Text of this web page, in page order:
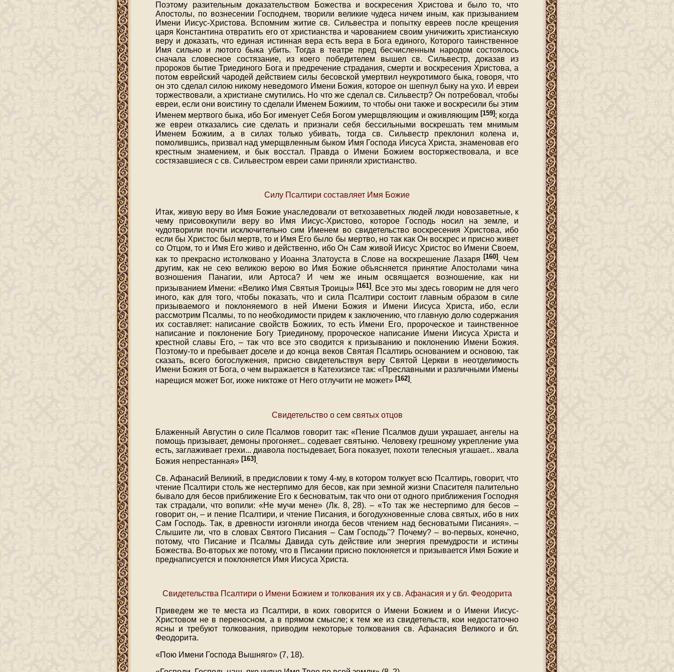
Поэтому разительным доказательством Божества и воскресения Христова и было то, что
Апостолы, по вознесении Господнем, творили великие чудеса ничем иным, как призыванием
Имени Иисус-Христова. Вспомним житие св. Сильвестра и попытку евреев после крещения
царя Константина отвратить его от христианства и чарованием своим уничижить христианскую
веру и доказать, что единая истинная вера есть вера в Бога единого, Которого таинственное
Имя сильно и лютого быка убить. Тогда в театре пред бесчисленным народом состоялось
сначала словесное состязание, из коего победителем вышел св. Сильвестр, доказав из
пророков бытие Триединого Бога и предречение страдания, смерти и воскресения Христова, а
потом еврейский чародей действием силы бесовской умертвил неукротимого быка, говоря, что
он это сделал силою никому неведомого Имени Божия, которое он шепнул быку на ухо. И евреи
торжествовали, а христиане смутились. Но что же сделал св. Сильвестр? Он потребовал, чтобы
евреи, если они воистину то сделали Именем Божиим, то чтобы они также и воскресили бы этим
Именем мертвого быка, ибо Бог именует Себя Богом умерщвляющим и оживляющим [159]; когда
же евреи отказались сие сделать и признали себя бессильными воскрешать тем мнимым
Именем Божиим, а в силах только убивать, тогда св. Сильвестр преклонил колена и,
помолившись, призвал над умерщвленным быком Имя Господа Иисуса Христа, знаменовав его
крестным знамением, и бык восстал. Правда о Имени Божием восторжествовала, и все
состязавшиеся с св. Сильвестром евреи сами приняли христианство.
Силу Псалтири составляет Имя Божие
Итак, живую веру во Имя Божие унаследовали от ветхозаветных людей люди новозаветные, к
чему присовокупили веру во Имя Иисус-Христово, которое Господь носил на земле, и
чудотворили почти исключительно сим Именем во свидетельство воскресения Христова, ибо
если бы Христос был мертв, то и Имя Его было бы мертво, но так как Он воскрес и присно живет
со Отцом, то и Имя Его живо и действенно, ибо Он Сам живой Иисус Христос во Имени Своем,
как то прекрасно истолковано у Иоанна Златоуста в Слове на воскрешение Лазаря [160]. Чем
другим, как не сею великою верою во Имя Божие объясняется принятие Апостолами чина
возношения Панагии, или Артоса? И чем же иным освящается возношение, как ни
призыванием Имени: «Велико Имя Святыя Троицы» [161]. Все это мы здесь говорим не для чего
иного, как для того, чтобы показать, что и сила Псалтири состоит главным образом в силе
призываемого и поклоняемого в ней Имени Божия и Имени Иисуса Христа, ибо, если
рассмотрим Псалмы, то по необходимости придем к заключению, что главную долю содержания
их составляет: написание свойств Божиих, то есть Имени Его, пророческое и таинственное
написание и поклонение Богу Триединому, пророческое написание Имени Иисуса Христа и
крестной славы Его, – так что все это сводится к призыванию и поклонению Имени Божия.
Поэтому-то и пребывает доселе и до конца веков Святая Псалтирь основанием и основою, так
сказать, всего богослужения, присно свидетельствуя веру Святой Церкви в неотделимость
Имени Божия от Бога, о чем выражается в Катехизисе так: «Преславными и различными Имены
нарещися может Бог, ихже никтоже от Него отлучити не может» [162].
Свидетельство о сем святых отцов
Блаженный Августин о силе Псалмов говорит так: «Пение Псалмов души украшает, ангелы на
помощь призывает, демоны прогоняет... содевает святыню. Человеку грешному укрепление ума
есть, заглаживает грехи... диавола постыдевает, Бога показует, похоти телесныя угашает... хвала
Божия непрестанная» [163].
Св. Афанасий Великий, в предисловии к тому 4-му, в котором толкует всю Псалтирь, говорит, что
чтение Псалтири столь же нестерпимо для бесов, как при земной жизни Спасителя палительно
бывало для бесов приближение Его к бесноватым, так что они от одного приближения Господня
так страдали, что вопили: «Не мучи мене» (Лк. 8, 28). – «То так же нестерпимо для бесов –
говорит он, – и пение Псалтири, и чтение Писания, и богодухновенные слова святых, ибо в них
Сам Господь. Так, в древности изгоняли иногда бесов чтением над бесноватыми Писания». –
Слышите ли, что в словах Святого Писания – Сам Господь"? Почему? – во-первых, конечно,
потому, что Писание и Псалмы Давида суть действие или энергия премудрости и истины
Божества. Во-вторых же потому, что в Писании присно поклоняется и призывается Имя Божие и
преднаписуется и поклоняется Имя Иисуса Христа.
Свидетельства Псалтири о Имени Божием и толкования их у св. Афанасия и у бл. Феодорита
Приведем же те места из Псалтири, в коих говорится о Имени Божием и о Имени Иисус-
Христовом не в переносном, а в прямом смысле; к тем же из свидетельств, кои недостаточно
ясны и требуют толкования, приводим некоторые толкования св. Афанасия Великого и бл.
Феодорита.
«Пою Имени Господа Вышняго» (7, 18).